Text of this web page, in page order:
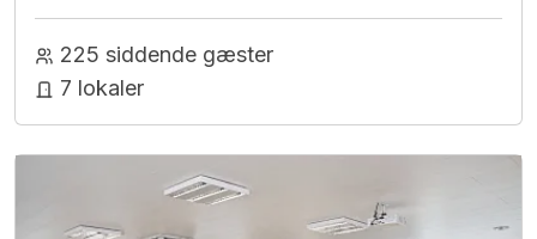
225 siddende gæster
7 lokaler